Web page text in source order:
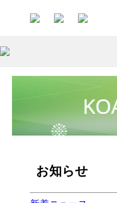
お知らせ